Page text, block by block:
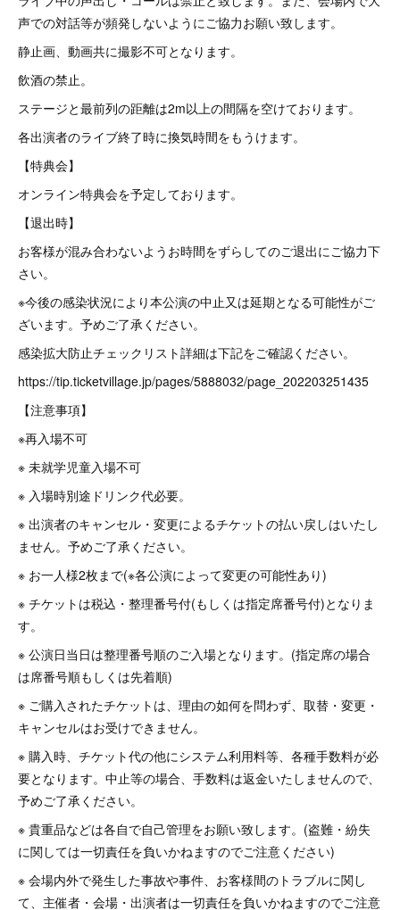
声での対話等が頻発しないようにご協力お願い致します。
静止画、動画共に撮影不可となります。
飲酒の禁止。
ステージと最前列の距離は2m以上の間隔を空けております。
各出演者のライブ終了時に換気時間をもうけます。
【特典会】
オンライン特典会を予定しております。
【退出時】
お客様が混み合わないようお時間をずらしてのご退出にご協力下
さい。
※今後の感染状況により本公演の中止又は延期となる可能性がご
ざいます。予めご了承ください。
感染拡大防止チェックリスト詳細は下記をご確認ください。
https://tip.ticketvillage.jp/pages/5888032/page_202203251435
【注意事項】
※再入場不可
※ 未就学児童入場不可
※ 入場時別途ドリンク代必要。
※ 出演者のキャンセル・変更によるチケットの払い戻しはいたし
ません。予めご了承ください。
※ お一人様2枚まで(※各公演によって変更の可能性あり)
※ チケットは税込・整理番号付(もしくは指定席番号付)となりま
す。
※ 公演日当日は整理番号順のご入場となります。(指定席の場合
は席番号順もしくは先着順)
※ ご購入されたチケットは、理由の如何を問わず、取替・変更・
キャンセルはお受けできません。
※ 購入時、チケット代の他にシステム利用料等、各種手数料が必
要となります。中止等の場合、手数料は返金いたしませんので、
予めご了承ください。
※ 貴重品などは各自で自己管理をお願い致します。(盗難・紛失
に関しては一切責任を負いかねますのでご注意ください)
※ 会場内外で発生した事故や事件、お客様間のトラブルに関し
て、主催者・会場・出演者は一切責任を負いかねますのでご注意